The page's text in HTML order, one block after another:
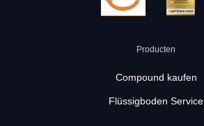
Producten
Compound kaufen
Flüssigboden Service